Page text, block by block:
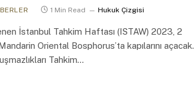
1 Min Read Hukuk Çizgisi
İstanbul Tahkim Haftası (ISTAW) 2023, 2
Oriental Bosphorus’ta kapılarını açacak.
Tahkim…